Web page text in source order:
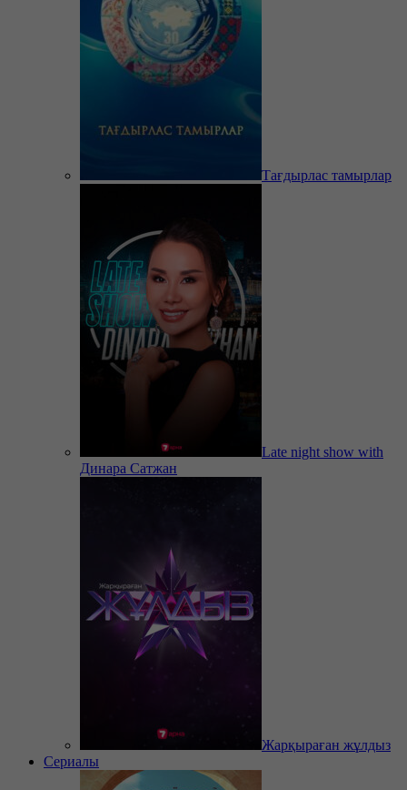
Тағдырлас тамырлар
Late night show with
Динара Сатжан
Жарқыраған жұлдыз
Сериалы